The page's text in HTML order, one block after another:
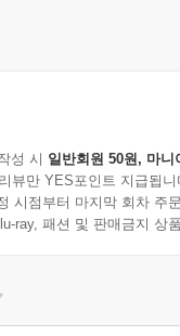
성 시 일반회원 50원, 마니
뷰만 YES포인트 지급됩니
시점부터 마지막 회차 주
ray, 패션 및 판매금지 상